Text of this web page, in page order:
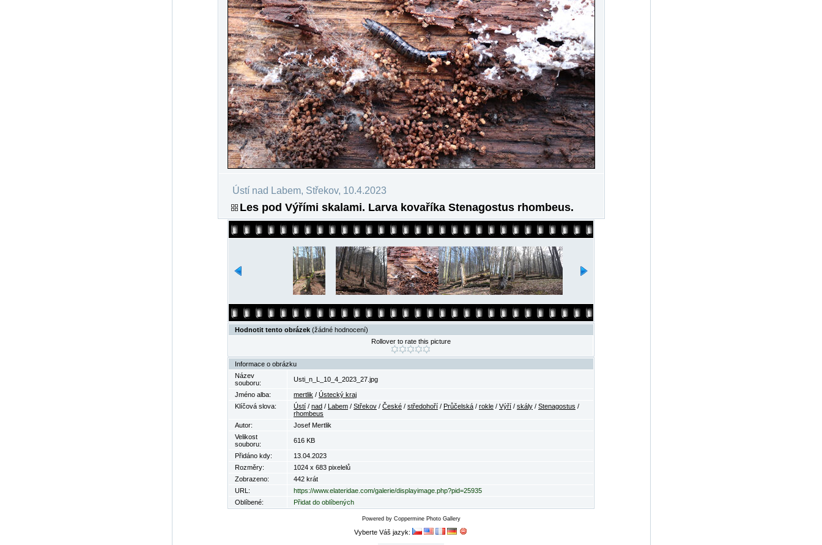
Ústí nad Labem, Střekov, 10.4.2023
Les pod Výřími skalami. Larva kovaříka Stenagostus rhombeus.
Hodnotit tento obrázek (žádné hodnocení)
Rollover to rate this picture
Informace o obrázku
Název
souboru:
Usti_n_L_10_4_2023_27.jpg
Jméno alba: mertlik / Ústecký kraj
Klíčová slova:
Ústí / nad / Labem / Střekov / České / středohoří / Průčelská / rokle / Výří / skály / Stenagostus /
rhombeus
Autor:
Josef Mertlik
Velikost
souboru:
616 KB
Přidáno kdy:
13.04.2023
Rozměry:
1024 x 683 pixelelů
Zobrazeno:
442 krát
URL:
https://www.elateridae.com/galerie/displayimage.php?pid=25935
Oblíbené:
Přidat do oblíbených
Powered by Coppermine Photo Gallery
Vyberte Váš jazyk: